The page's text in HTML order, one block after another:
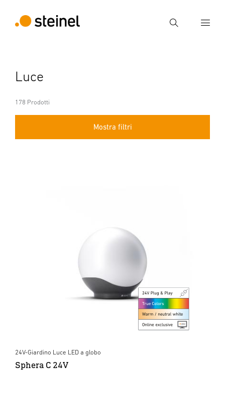
Ricerca
Ricerca
Luce
178 Prodotti
Mostra filtri
24V-Giardino Luce LED a globo
Sphera C 24V